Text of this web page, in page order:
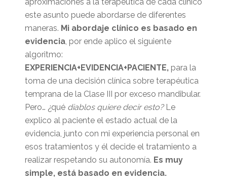
este asunto puede abordarse de diferentes
maneras. Mi abordaje clínico es basado en
evidencia, por ende aplico el siguiente
algoritmo:
EXPERIENCIA+EVIDENCIA+PACIENTE, para la
toma de una decisión clínica sobre terapéutica
temprana de la Clase III por exceso mandibular.
Pero… ¿quédiablos quiere decir esto? Le
explico al paciente el estado actual de la
evidencia, junto con mi experiencia personal en
esos tratamientos y él decide el tratamiento a
realizar respetando su autonomía. Es muy
simple, está basado en evidencia.